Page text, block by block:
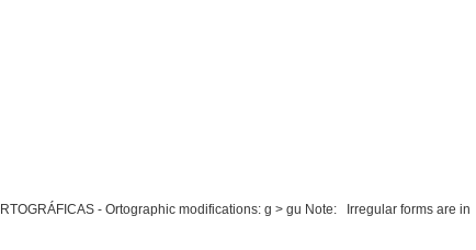
- Ortographic modifications: g > gu Note: Irregular forms are in